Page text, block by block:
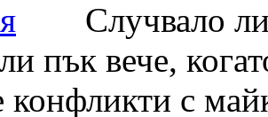
Случвало
пък вече,
конфликти с